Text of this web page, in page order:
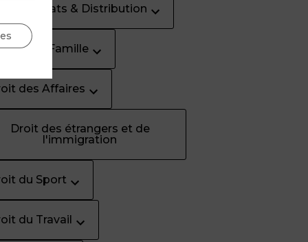
Contrats & Distribution
de la Famille
des Affaires
Droit des étrangers et de
l'immigration
du Sport
du Travail